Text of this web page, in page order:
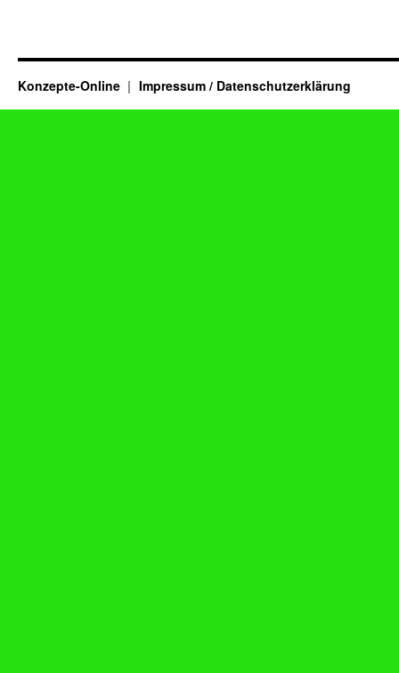
Konzepte-Online Impressum / Datenschutzerklärung